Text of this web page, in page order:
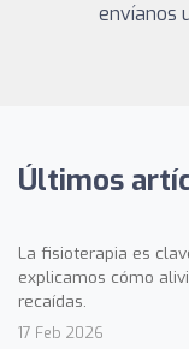
envíanos
Últimos
La fisioterapia es
explicamos cómo
recaídas.
17 Feb 2026